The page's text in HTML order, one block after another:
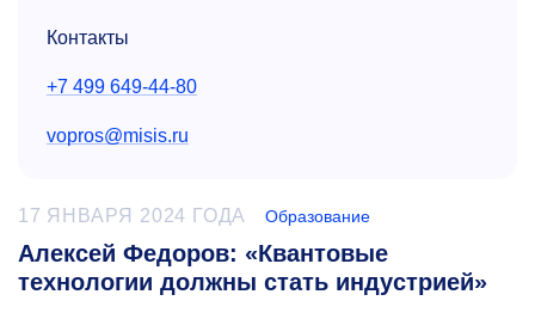
Контакты
+7 499 649-44-80
vopros@misis.ru
17 ЯНВАРЯ 2024 ГОДА Образование
Алексей Федоров: «Квантовые
технологии должны стать индустрией»